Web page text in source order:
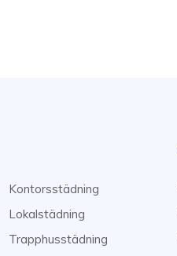
Kontorsstädning
Lokalstädning
Trapphusstädning